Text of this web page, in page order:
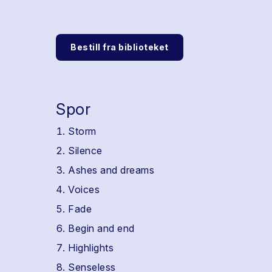
Bestill fra biblioteket
Spor
Storm
Silence
Ashes and dreams
Voices
Fade
Begin and end
Highlights
Senseless